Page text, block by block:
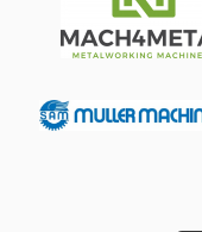
Kør Maskinen
Manual